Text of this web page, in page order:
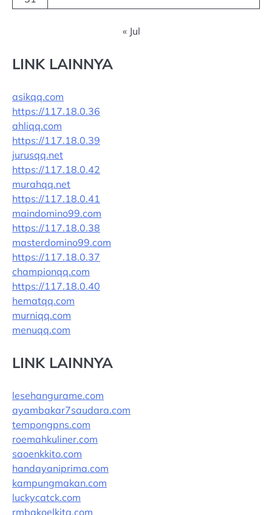
« Jul
LINK LAINNYA
asikqq.com
https://117.18.0.36
ahliqq.com
https://117.18.0.39
jurusqq.net
https://117.18.0.42
murahqq.net
https://117.18.0.41
maindomino99.com
https://117.18.0.38
masterdomino99.com
https://117.18.0.37
championqq.com
https://117.18.0.40
hematqq.com
murniqq.com
menuqq.com
LINK LAINNYA
lesehangurame.com
ayambakar7saudara.com
tempongpns.com
roemahkuliner.com
saoenkkito.com
handayaniprima.com
kampungmakan.com
luckycatck.com
rmbakoelkita.com